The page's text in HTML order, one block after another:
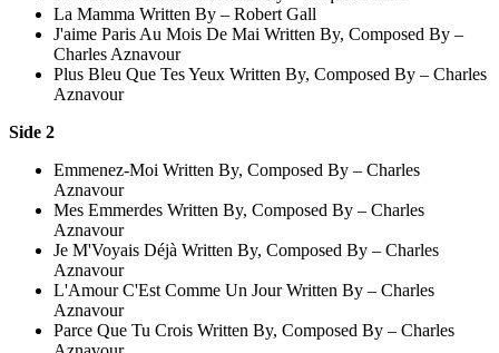
La Mamma Written By – Robert Gall
J'aime Paris Au Mois De Mai Written By, Composed By –
Charles Aznavour
Plus Bleu Que Tes Yeux Written By, Composed By – Charles
Aznavour
Side 2
Emmenez-Moi Written By, Composed By – Charles
Aznavour
Mes Emmerdes Written By, Composed By – Charles
Aznavour
Je M'Voyais Déjà Written By, Composed By – Charles
Aznavour
L'Amour C'Est Comme Un Jour Written By – Charles
Aznavour
Parce Que Tu Crois Written By, Composed By – Charles